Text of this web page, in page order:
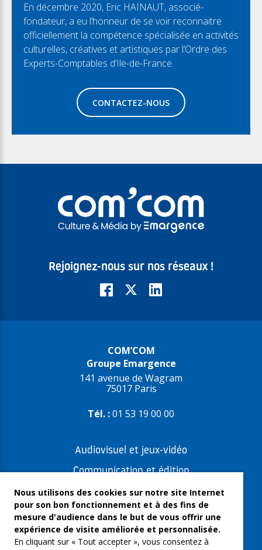
En décembre 2020, Eric HAINAUT, associé-
fondateur, a eu l’honneur de se voir reconnaitre
officiellement la compétence spécialisée en activités
culturelles, créatives et artistiques par l’Ordre des
Experts-Comptables d’Ile-de-France.
CONTACTEZ-NOUS
Rejoignez-nous sur nos réseaux !
COM’COM
Groupe Emargence
141 avenue de Wagram
75017 Paris
Tél. :01 53 19 00 00
Audiovisuel et jeux-vidéo
Communication et édition
Freelances et artistes-auteurs
Musique et spectacles
Qui sommes-nous ?
Nous utilisons des cookies sur notre site Internet
pour son bon fonctionnement et à des fins de
mesure d'audience dans le but de vous offrir une
expérience de visite améliorée et personnalisée.
En cliquant sur « Tout accepter », vous consentez à